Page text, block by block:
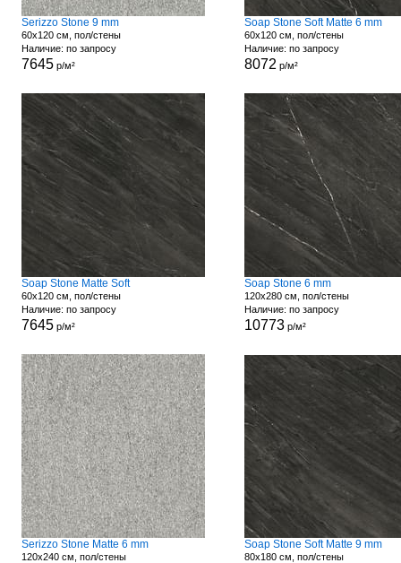
Serizzo Stone 9 mm
60x120 см, пол/стены
Наличие: по запросу
7645р/м²
Soap Stone Soft Matte 6 mm
60x120 см, пол/стены
Наличие: по запросу
8072 р/м²
Soap Stone Matte Soft
60x120 см, пол/стены
Наличие: по запросу
7645р/м²
Soap Stone 6 mm
120x280 см, пол/стены
Наличие: по запросу
10773р/м²
Serizzo Stone Matte 6 mm
120x240 см, пол/стены
Soap Stone Soft Matte 9 mm
80x180 см, пол/стены